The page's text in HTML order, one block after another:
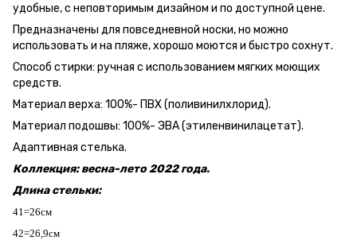
удобные, с неповторимым дизайном и по доступной цене.
Предназначены для повседневной носки, но можно
использовать и на пляже, хорошо моются и быстро сохнут.
Способ стирки: ручная с использованием мягких моющих
средств.
Материал верха: 100%- ПВХ (поливинилхлорид).
Материал подошвы: 100%- ЭВА (этиленвинилацетат).
Адаптивная стелька.
Коллекция: весна-лето 2022 года.
Длина стельки:
41=26см
42=26,9см